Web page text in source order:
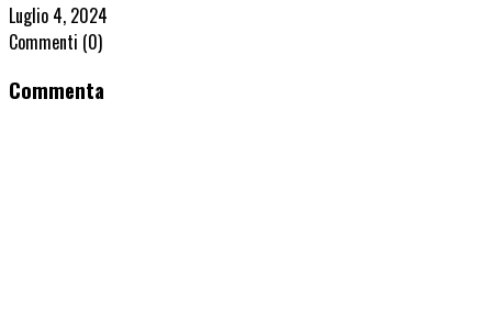
Luglio 4, 2024
Commenti (0)
Commenta